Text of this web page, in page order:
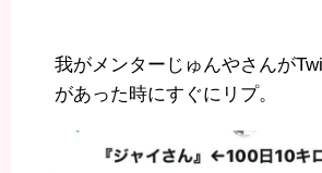
我がメンターじゅんやさんが
があった時にすぐにリプ。